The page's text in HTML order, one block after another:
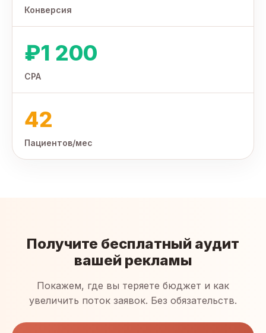
Конверсия
₽1 200
CPA
42
Пациентов/мес
Получите бесплатный аудит
вашей рекламы
Покажем, где вы теряете бюджет и как
увеличить поток заявок. Без обязательств.